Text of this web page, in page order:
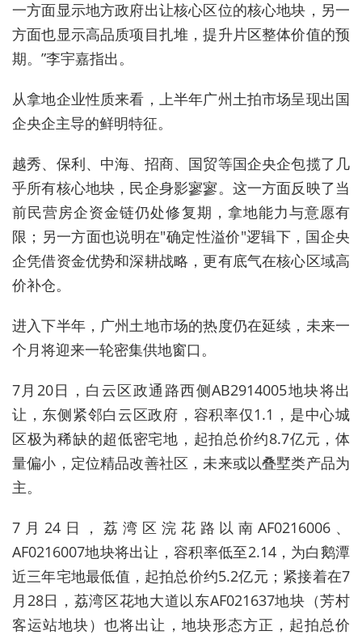
一方面显示地方政府出让核心区位的核心地块，另一
方面也显示高品质项目扎堆，提升片区整体价值的预
期。”李宇嘉指出。
从拿地企业性质来看，上半年广州土拍市场呈现出国
企央企主导的鲜明特征。
越秀、保利、中海、招商、国贸等国企央企包揽了几
乎所有核心地块，民企身影寥寥。这一方面反映了当
前民营房企资金链仍处修复期，拿地能力与意愿有
限；另一方面也说明在"确定性溢价"逻辑下，国企央
企凭借资金优势和深耕战略，更有底气在核心区域高
价补仓。
进入下半年，广州土地市场的热度仍在延续，未来一
个月将迎来一轮密集供地窗口。
7月20日，白云区政通路西侧AB2914005地块将出
让，东侧紧邻白云区政府，容积率仅1.1，是中心城
区极为稀缺的超低密宅地 ， 起拍总价约8.7亿元，体
量偏小，定位精品改善社区，未来或以叠墅类产品为
主。
7月24日，荔湾区浣花路以南AF0216006、
AF0216007地块将出让，容积率低至2.14，为白鹅潭
近三年宅地最低值，起拍总价约5.2亿元；紧接着在7
月28日，荔湾区花地大道以东AF021637地块（芳村
客运站地块）也将出让 ， 地块形态方正，起拍总价